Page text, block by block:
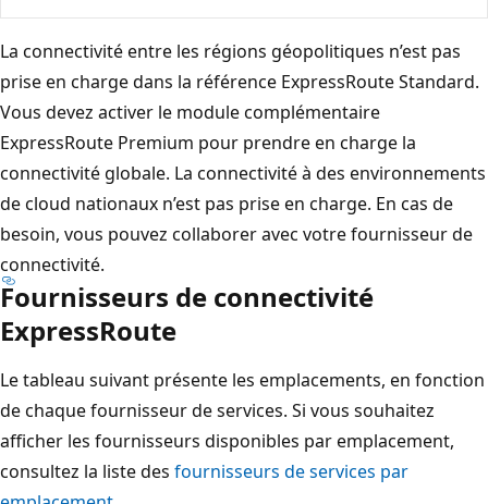
La connectivité entre les régions géopolitiques n’est pas
prise en charge dans la référence ExpressRoute Standard.
Vous devez activer le module complémentaire
ExpressRoute Premium pour prendre en charge la
connectivité globale. La connectivité à des environnements
de cloud nationaux n’est pas prise en charge. En cas de
besoin, vous pouvez collaborer avec votre fournisseur de
connectivité.
Fournisseurs de connectivité
ExpressRoute
Le tableau suivant présente les emplacements, en fonction
de chaque fournisseur de services. Si vous souhaitez
afficher les fournisseurs disponibles par emplacement,
consultez la liste des fournisseurs de services par